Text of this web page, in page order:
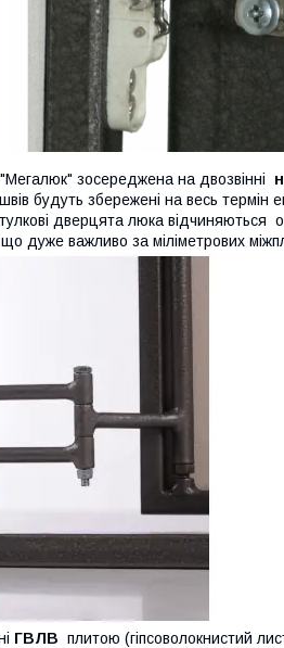
"Мегалюк" зосереджена на двозвінні
будуть збережені на весь термін
дверцята люка
дуже важливо за міліметрових
ГВЛВ плитою (гіпсоволокнистий